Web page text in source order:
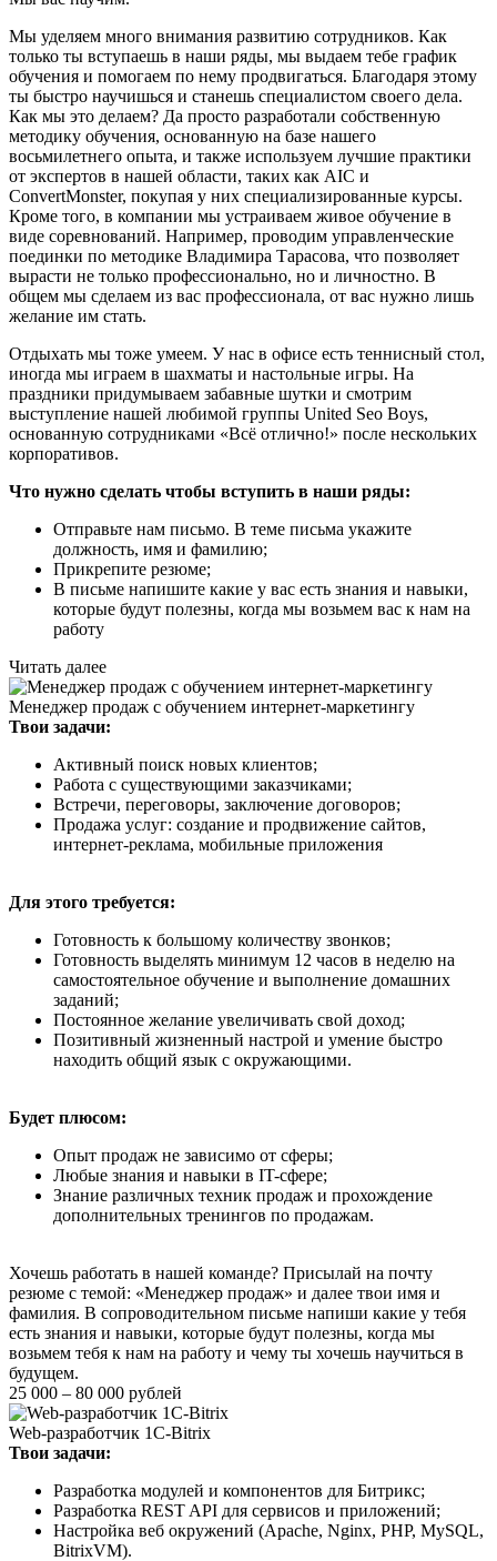
Мы уделяем много внимания развитию сотрудников. Как
только ты вступаешь в наши ряды, мы выдаем тебе график
обучения и помогаем по нему продвигаться. Благодаря этому
ты быстро научишься и станешь специалистом своего дела.
Как мы это делаем? Да просто разработали собственную
методику обучения, основанную на базе нашего
восьмилетнего опыта, и также используем лучшие практики
от экспертов в нашей области, таких как AIC и
ConvertMonster, покупая у них специализированные курсы.
Кроме того, в компании мы устраиваем живое обучение в
виде соревнований. Например, проводим управленческие
поединки по методике Владимира Тарасова, что позволяет
вырасти не только профессионально, но и личностно. В
общем мы сделаем из вас профессионала, от вас нужно лишь
желание им стать.
Отдыхать мы тоже умеем. У нас в офисе есть теннисный стол,
иногда мы играем в шахматы и настольные игры. На
праздники придумываем забавные шутки и смотрим
выступление нашей любимой группы United Seo Boys,
основанную сотрудниками «Всё отлично!» после нескольких
корпоративов.
Что нужно сделать чтобы вступить в наши ряды:
Отправьте нам письмо. В теме письма укажите
должность, имя и фамилию;
Прикрепите резюме;
В письме напишите какие у вас есть знания и навыки,
которые будут полезны, когда мы возьмем вас к нам на
работу
Читать далее
Менеджер продаж с обучением интернет-маркетингу
Твои задачи:
Активный поиск новых клиентов;
Работа с существующими заказчиками;
Встречи, переговоры, заключение договоров;
Продажа услуг: создание и продвижение сайтов,
интернет-реклама, мобильные приложения
Для этого требуется:
Готовность к большому количеству звонков;
Готовность выделять минимум 12 часов в неделю на
самостоятельное обучение и выполнение домашних
заданий;
Постоянное желание увеличивать свой доход;
Позитивный жизненный настрой и умение быстро
находить общий язык с окружающими.
Будет плюсом:
Опыт продаж не зависимо от сферы;
Любые знания и навыки в IT-сфере;
Знание различных техник продаж и прохождение
дополнительных тренингов по продажам.
Хочешь работать в нашей команде? Присылай на почту
резюме с темой: «Менеджер продаж» и далее твои имя и
фамилия. В сопроводительном письме напиши какие у тебя
есть знания и навыки, которые будут полезны, когда мы
возьмем тебя к нам на работу и чему ты хочешь научиться в
будущем.
25 000 – 80 000 рублей
Web-разработчик 1С-Bitrix
Твои задачи:
Разработка модулей и компонентов для Битрикс;
Разработка REST API для сервисов и приложений;
Настройка веб окружений (Apache, Nginx, PHP, MySQL,
BitrixVM).